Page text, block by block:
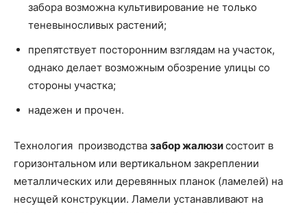
забора возможна культивирование не только
теневыносливых растений;
препятствует посторонним взглядам на участок,
однако делает возможным обозрение улицы со
стороны участка;
надежен и прочен.
Технология производства забор жалюзисостоит в
горизонтальном или вертикальном закреплении
металлических или деревянных планок (ламелей) на
несущей конструкции. Ламели устанавливают на